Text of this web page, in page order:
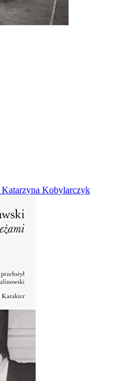
Katarzyna Kobylarczyk